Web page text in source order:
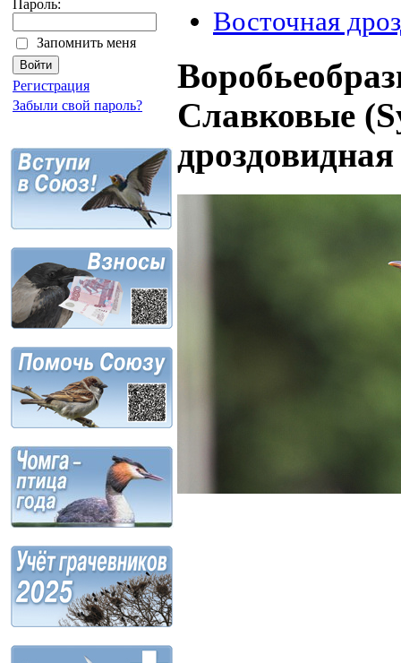
Пароль:
Запомнить меня
Регистрация
Забыли свой пароль?
Восточная
Славковые